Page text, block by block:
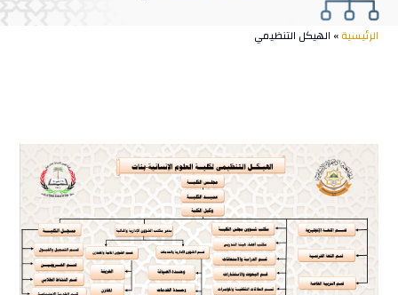
الرئيسية» الهيكل التنظيمي